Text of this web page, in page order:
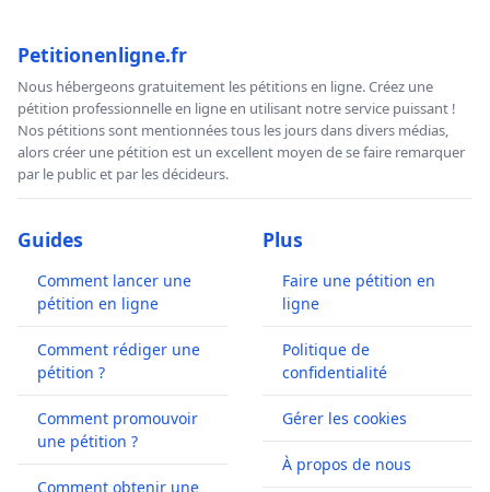
Petitionenligne.fr
Nous hébergeons gratuitement les pétitions en ligne. Créez une
pétition professionnelle en ligne en utilisant notre service puissant !
Nos pétitions sont mentionnées tous les jours dans divers médias,
alors créer une pétition est un excellent moyen de se faire remarquer
par le public et par les décideurs.
Guides
Comment lancer une
pétition en ligne
Comment rédiger une
pétition ?
Comment promouvoir
une pétition ?
Comment obtenir une
Plus
Faire une pétition en
ligne
Politique de
confidentialité
Gérer les cookies
À propos de nous